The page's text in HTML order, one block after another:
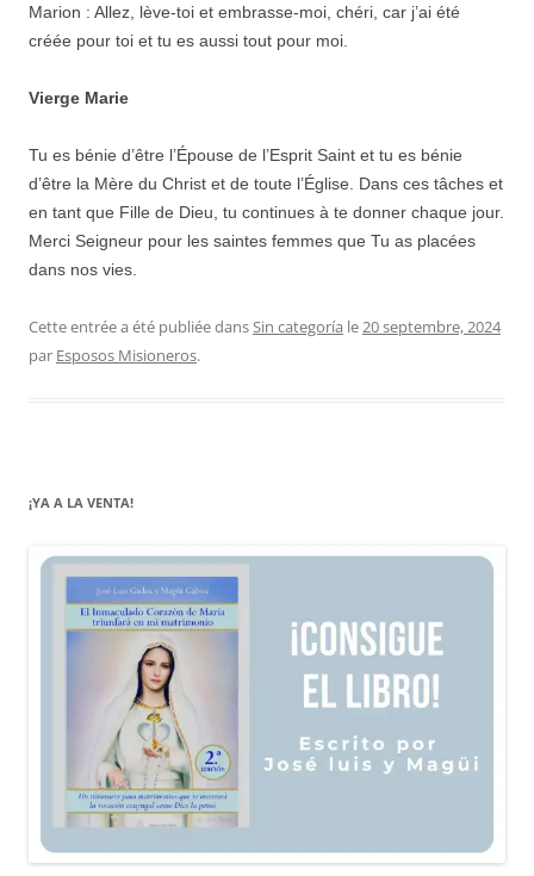
Marion : Allez, lève-toi et embrasse-moi, chéri, car j’ai été
créée pour toi et tu es aussi tout pour moi.
Vierge Marie
Tu es bénie d’être l’Épouse de l’Esprit Saint et tu es bénie
d’être la Mère du Christ et de toute l’Église. Dans ces tâches et
en tant que Fille de Dieu, tu continues à te donner chaque jour.
Merci Seigneur pour les saintes femmes que Tu as placées
dans nos vies.
Cette entrée a été publiée dansSin categoría le20 septembre, 2024
par Esposos Misioneros.
¡YA A LA VENTA!